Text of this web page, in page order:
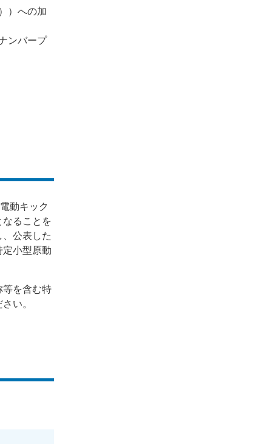
）への加
ンバープ
動キック
ることを
公表した
小型原動
を含む特
い。